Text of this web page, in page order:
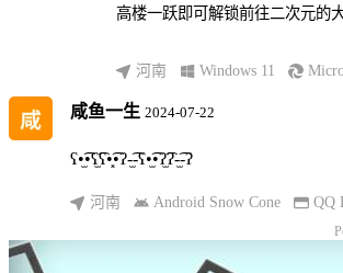
高楼一跃即可解锁前往二次元的大
河南 Windows 11
咸鱼一生 2024-07-22
ʕ•̫͡•ʕʕ•͓͡•ʔ-̫͡-ʕ•̫͡•ʔʔ-̫͡-ʔ
河南 Android Snow Cone QQ